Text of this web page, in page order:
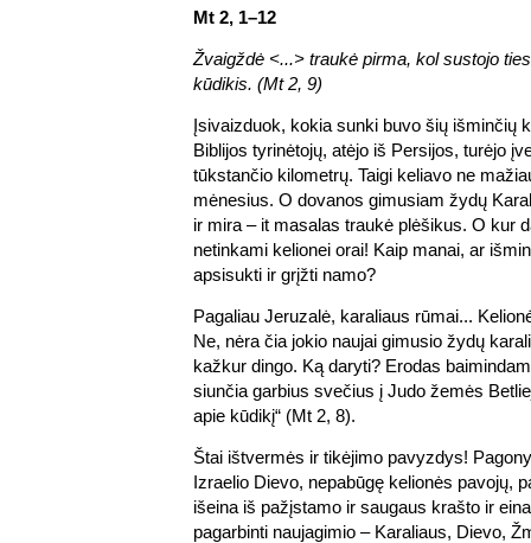
Mt 2, 1–12
Žvaigždė <...> traukė pirma, kol sustojo
kūdikis. (Mt 2, 9)
Įsivaizduok, kokia sunki buvo šių išminčių
Biblijos tyrinėtojų, atėjo iš Persijos, turėjo
tūkstančio kilometrų. Taigi keliavo ne
mėnesius. O dovanos gimusiam žydų
ir mira – it masalas traukė plėšikus. O kur
netinkami kelionei orai! Kaip manai, ar
apsisukti ir grįžti namo?
Pagaliau Jeruzalė, karaliaus rūmai...
Ne, nėra čia jokio naujai gimusio žydų
kažkur dingo. Ką daryti? Erodas
siunčia garbius svečius į Judo žemės
apie kūdikį“ (Mt 2, 8).
Štai ištvermės ir tikėjimo pavyzdys!
Izraelio Dievo, nepabūgę kelionės pavojų,
išeina iš pažįstamo ir saugaus krašto ir
pagarbinti naujagimio – Karaliaus, Dievo,